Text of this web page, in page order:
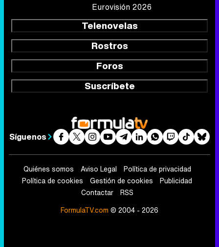
Eurovisión 2026
Telenovelas
Rostros
Foros
Suscríbete
Síguenos
Quiénes somos Aviso Legal
Política de privacidad
Política de cookies
Gestión de cookies
Publicidad
Contactar
RSS
FormulaTV.com © 2004 - 2026